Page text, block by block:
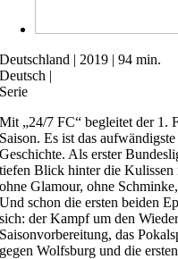
Deutschland | 2019 | 94 min.
Deutsch |
Serie
Mit „24/7 FC“ begleitet der 1.
Saison. Es ist das
Geschichte. Als erster
tiefen Blick hinter die Kulissen
ohne Glamour, ohne
Und schon die ersten beiden
sich: der Kampf um den
Saisonvorbereitung, das
gegen Wolfsburg und die